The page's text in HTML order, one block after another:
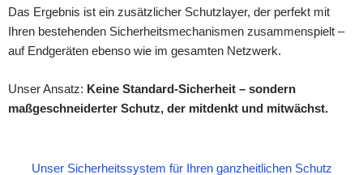
Das Ergebnis ist ein zusätzlicher Schutzlayer, der perfekt mit
Ihren bestehenden Sicherheitsmechanismen zusammenspielt –
auf Endgeräten ebenso wie im gesamten Netzwerk.
Unser Ansatz: Keine Standard-Sicherheit – sondern
maßgeschneiderter Schutz, der mitdenkt und mitwächst.
Unser Sicherheitssystem für Ihren ganzheitlichen Schutz